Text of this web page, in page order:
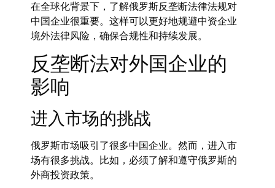
在全球化背景下，了解俄罗斯反垄断法律法规对
中国企业很重要。这样可以更好地规避中资企业
境外法律风险 ，确保合规性和持续发展。
反垄断法对外国企业的
影响
进入市场的挑战
俄罗斯市场吸引了很多中国企业。然而，进入市
场有很多挑战。比如，必须了解和遵守俄罗斯的
外商投资政策。